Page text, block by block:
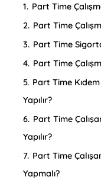
1. Part Time
2. Part Time
3. Part Time
4. Part Time
5. Part Time
Yapılır?
6. Part Time
Yapılır?
7. Part Time
Yapmalı?